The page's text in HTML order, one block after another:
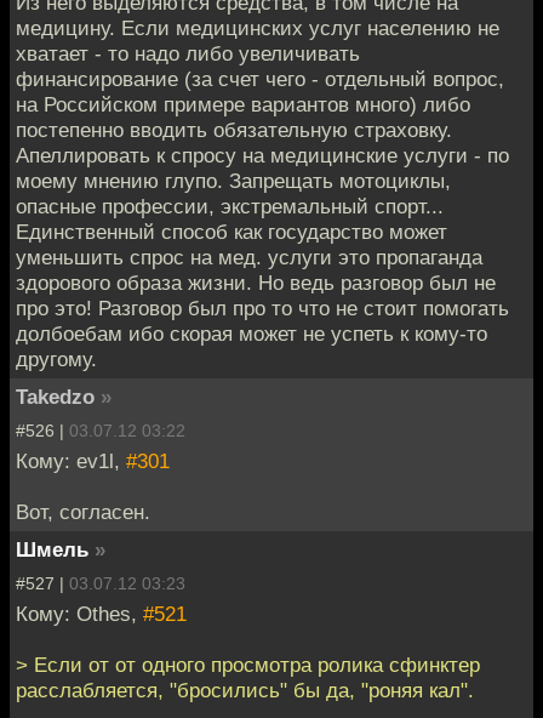
медицину. Если медицинских услуг населению не
хватает - то надо либо увеличивать
финансирование (за счет чего - отдельный вопрос,
на Российском примере вариантов много) либо
постепенно вводить обязательную страховку.
Апеллировать к спросу на медицинские услуги - по
моему мнению глупо. Запрещать мотоциклы,
опасные профессии, экстремальный спорт...
Единственный способ как государство может
уменьшить спрос на мед. услуги это пропаганда
здорового образа жизни. Но ведь разговор был не
про это! Разговор был про то что не стоит помогать
долбоебам ибо скорая может не успеть к кому-то
другому.
Takedzo »
#526 | 03.07.12 03:22
Кому: ev1l, #301
Вот, согласен.
Шмель »
#527 | 03.07.12 03:23
Кому: Othes, #521
> Если от от одного просмотра ролика сфинктер
расслабляется, "бросились" бы да, "роняя кал".